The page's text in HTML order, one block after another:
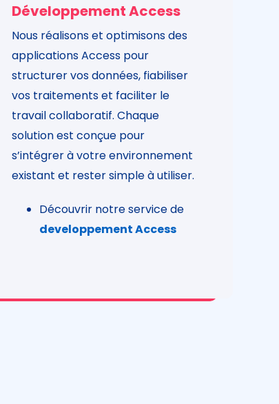
Développement Access
Nous réalisons et optimisons des
applications Access pour
structurer vos données, fiabiliser
vos traitements et faciliter le
travail collaboratif. Chaque
solution est conçue pour
s’intégrer à votre environnement
existant et rester simple à utiliser.
Découvrir notre service de
developpement Access